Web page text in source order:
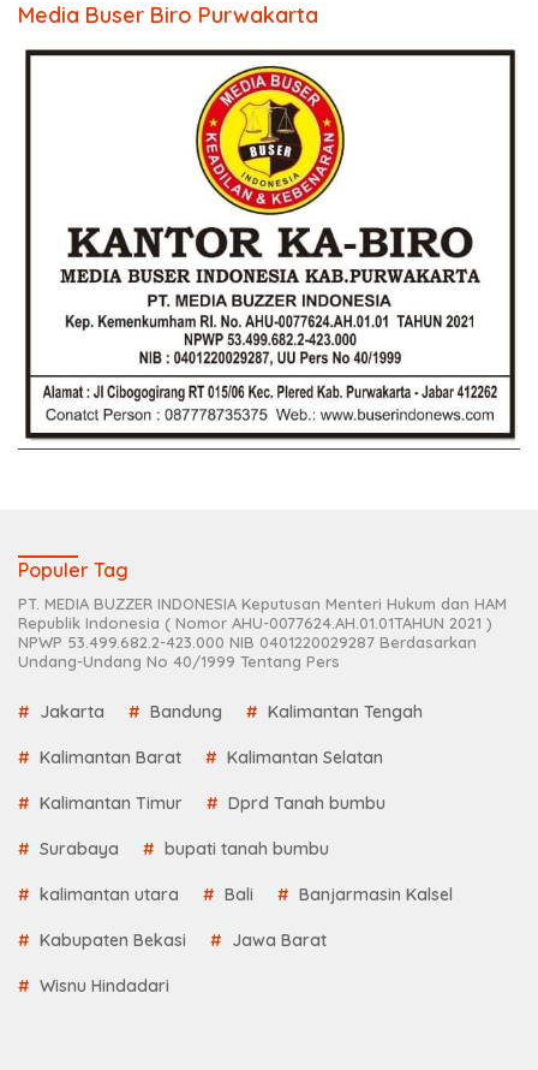
Media Buser Biro Purwakarta
Populer Tag
PT. MEDIA BUZZER INDONESIA Keputusan Menteri Hukum dan HAM
Republik Indonesia ( Nomor AHU-0077624.AH.01.01TAHUN 2021 )
NPWP 53.499.682.2-423.000 NIB 0401220029287 Berdasarkan
Undang-Undang No 40/1999 Tentang Pers
Jakarta Bandung Kalimantan Tengah
Kalimantan Barat Kalimantan Selatan
Kalimantan Timur Dprd Tanah bumbu
Surabaya bupati tanah bumbu
kalimantan utara Bali Banjarmasin Kalsel
Kabupaten Bekasi Jawa Barat
Wisnu Hindadari